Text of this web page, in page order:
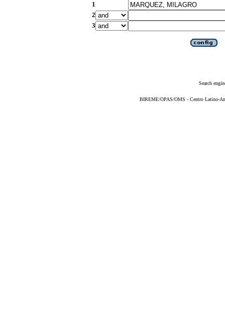
1
2
3
Search
BIREME/OPAS/OMS - Centro Latino-